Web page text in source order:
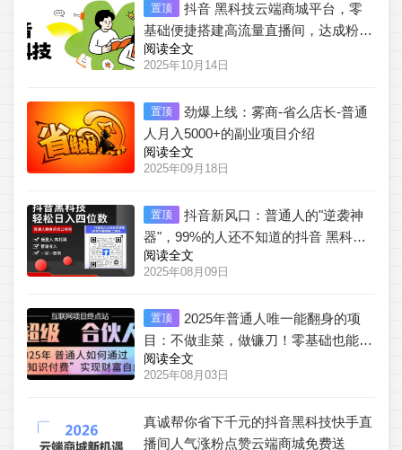
置顶
抖音 黑科技云端商城平台，零
基础便捷搭建高流量直播间，达成粉丝
播放双提升
阅读全文
2025年10月14日
置顶
劲爆上线：雾商-省么店长-普通
人月入5000+的副业项目介绍
阅读全文
2025年09月18日
置顶
抖音新风口：普通人的"逆袭神
器"，99%的人还不知道的抖音 黑科技
云端商城！
阅读全文
2025年08月09日
置顶
2025年普通人唯一能翻身的项
目：不做韭菜，做镰刀！零基础也能月
入过万【揭秘】
阅读全文
2025年08月03日
真诚帮你省下千元的抖音黑科技快手直
播间人气涨粉点赞云端商城免费送